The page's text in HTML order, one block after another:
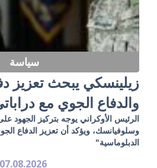
سياسة
زيلينسكي يبحث تعزيز
والدفاع الجوي مع
الرئيس الأوكراني يوجه بتركيز الجهود على
وسلوفيانسك، ويؤكد أن تعزيز الدفاع
الدبلوماسية"
07.08.2026